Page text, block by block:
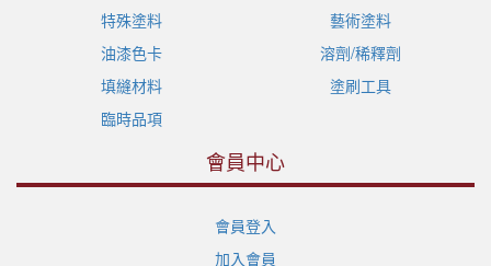
特殊塗料
藝術塗料
油漆色卡
溶劑/稀釋劑
填縫材料
塗刷工具
臨時品項
會員中心
會員登入
加入會員